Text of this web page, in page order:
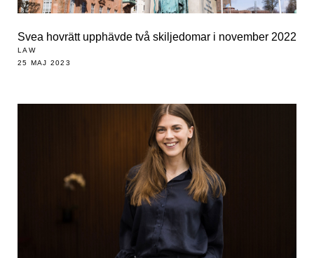
Svea hovrätt upphävde två skiljedomar i november 2022
LAW
25 MAJ 2023